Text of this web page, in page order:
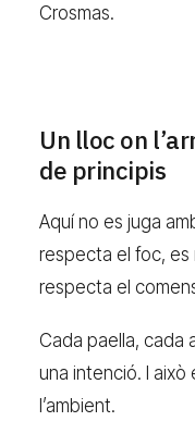
Crosmas.
Un lloc on
de principis
Aquí no es juga
respecta el foc,
respecta el
Cada paella, cada
una intenció. I això
l’ambient.